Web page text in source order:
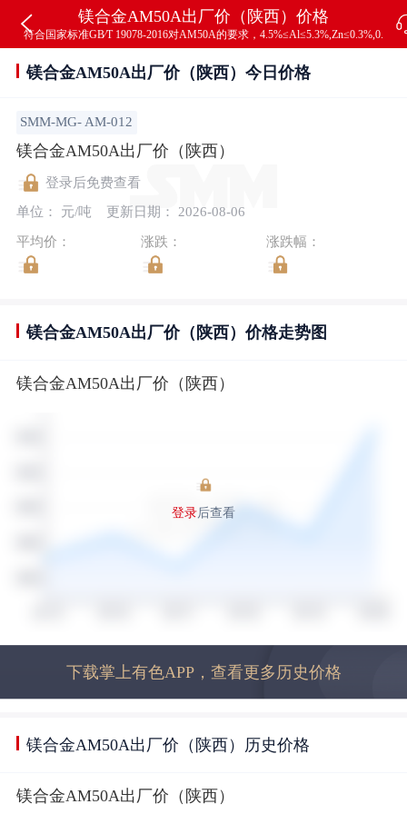
镁合金AM50A出厂价（陕西）价格
符合国家标准GB∕T 19078-2016对AM50A的要求，
镁合金AM50A出厂价（陕西）今日价格
SMM-MG- AM-012
镁合金AM50A出厂价（陕西）
登录后免费查看
单位： 元/吨
更新日期： 2026-08-06
平均价： 涨跌： 涨跌幅：
镁合金AM50A出厂价（陕西）价格走势图
镁合金AM50A出厂价（陕西）
登录后查看
下载掌上有色APP，查看更多历史价格
镁合金AM50A出厂价（陕西）历史价格
镁合金AM50A出厂价（陕西）